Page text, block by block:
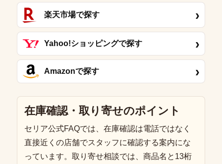
楽天市場で探す ›
Yahoo!ショッピングで探す ›
Amazonで探す ›
在庫確認・取り寄せのポイント
セリア公式FAQでは、在庫確認は電話ではなく
直接近くの店舗でスタッフに確認する案内にな
っています。取り寄せ相談では、商品名と13桁